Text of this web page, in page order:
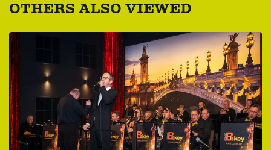
OTHERS ALSO VIEWED